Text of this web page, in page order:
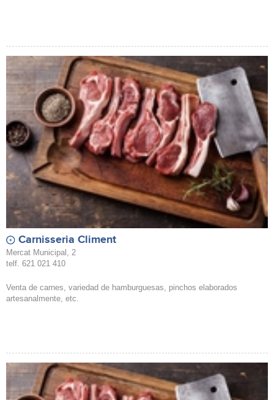
Carnisseria Climent
Mercat Municipal, 2
telf. 621 021 410
Venta de carnes, variedad de hamburguesas, pinchos elaborados
artesanalmente, etc.